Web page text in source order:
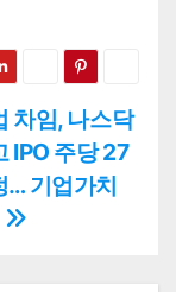
차임, 나스닥
IPO 주당 27
… 기업가치